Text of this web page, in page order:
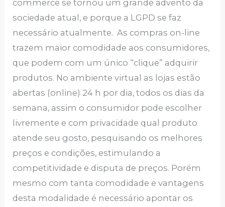
commerce se tornou um grande advento da
sociedade atual, e porque a LGPD se faz
necessário atualmente. As compras on-line
trazem maior comodidade aos consumidores,
que podem com um único “clique” adquirir
produtos. No ambiente virtual as lojas estão
abertas (online) 24 h por dia, todos os dias da
semana, assim o consumidor pode escolher
livremente e com privacidade qual produto
atende seu gosto, pesquisando os melhores
preços e condições, estimulando a
competitividade e disputa de preços. Porém
mesmo com tanta comodidade e vantagens
desta modalidade é necessário apontar os